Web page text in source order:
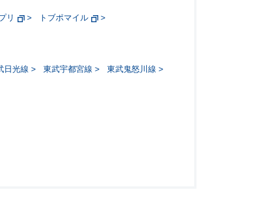
リ
トブポマイル
日光線 東武宇都宮線
東武鬼怒川線